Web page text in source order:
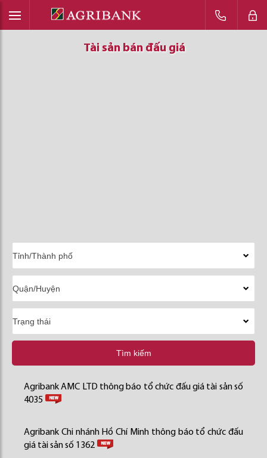
Tài sản bán đấu giá
Tài sản bán đấu giá
Tài sản bán đấu giá
Tìm kiếm
Agribank AMC LTD thông báo tổ chức đấu giá tài sản số
4035
Agribank Chi nhánh Hồ Chí Minh thông báo tổ chức đấu
giá tài sản số 1362